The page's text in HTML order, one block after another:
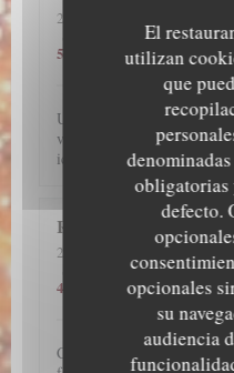
El
utilizan
que
obligatorias
defecto.
opcionales
su
audiencia
2026-07-29
Ambiente:5/
5
Une excellente découverte,
voulez manger une plat
ici qu’il faut aller !
Raphaëlle
2026-07-28
- 20:45 -
5/5 Ambiente:5/
4
C'est un très bon